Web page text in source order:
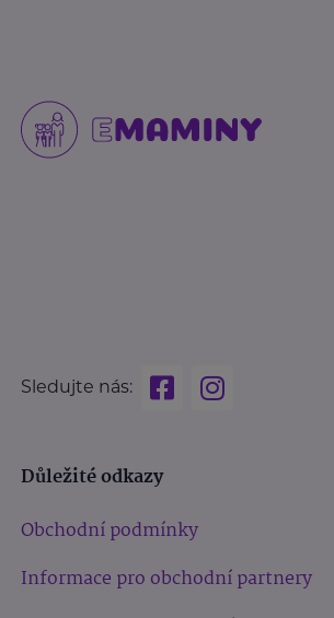
Sledujte nás:
Důležité odkazy
Obchodní podmínky
Informace pro obchodní partnery